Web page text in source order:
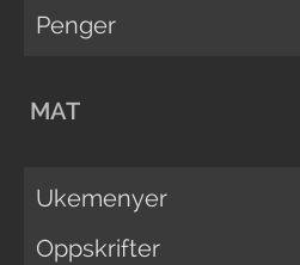
Penger
MAT
Ukemenyer
Oppskrifter